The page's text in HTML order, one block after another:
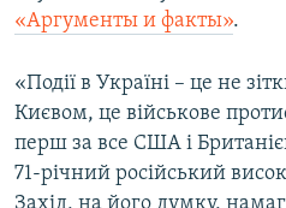
Усі сайти RFE/RL
«Аргументы и факты».
«Події в Україні – це не
Києвом, це військове
перш за все США і
71-річний російський